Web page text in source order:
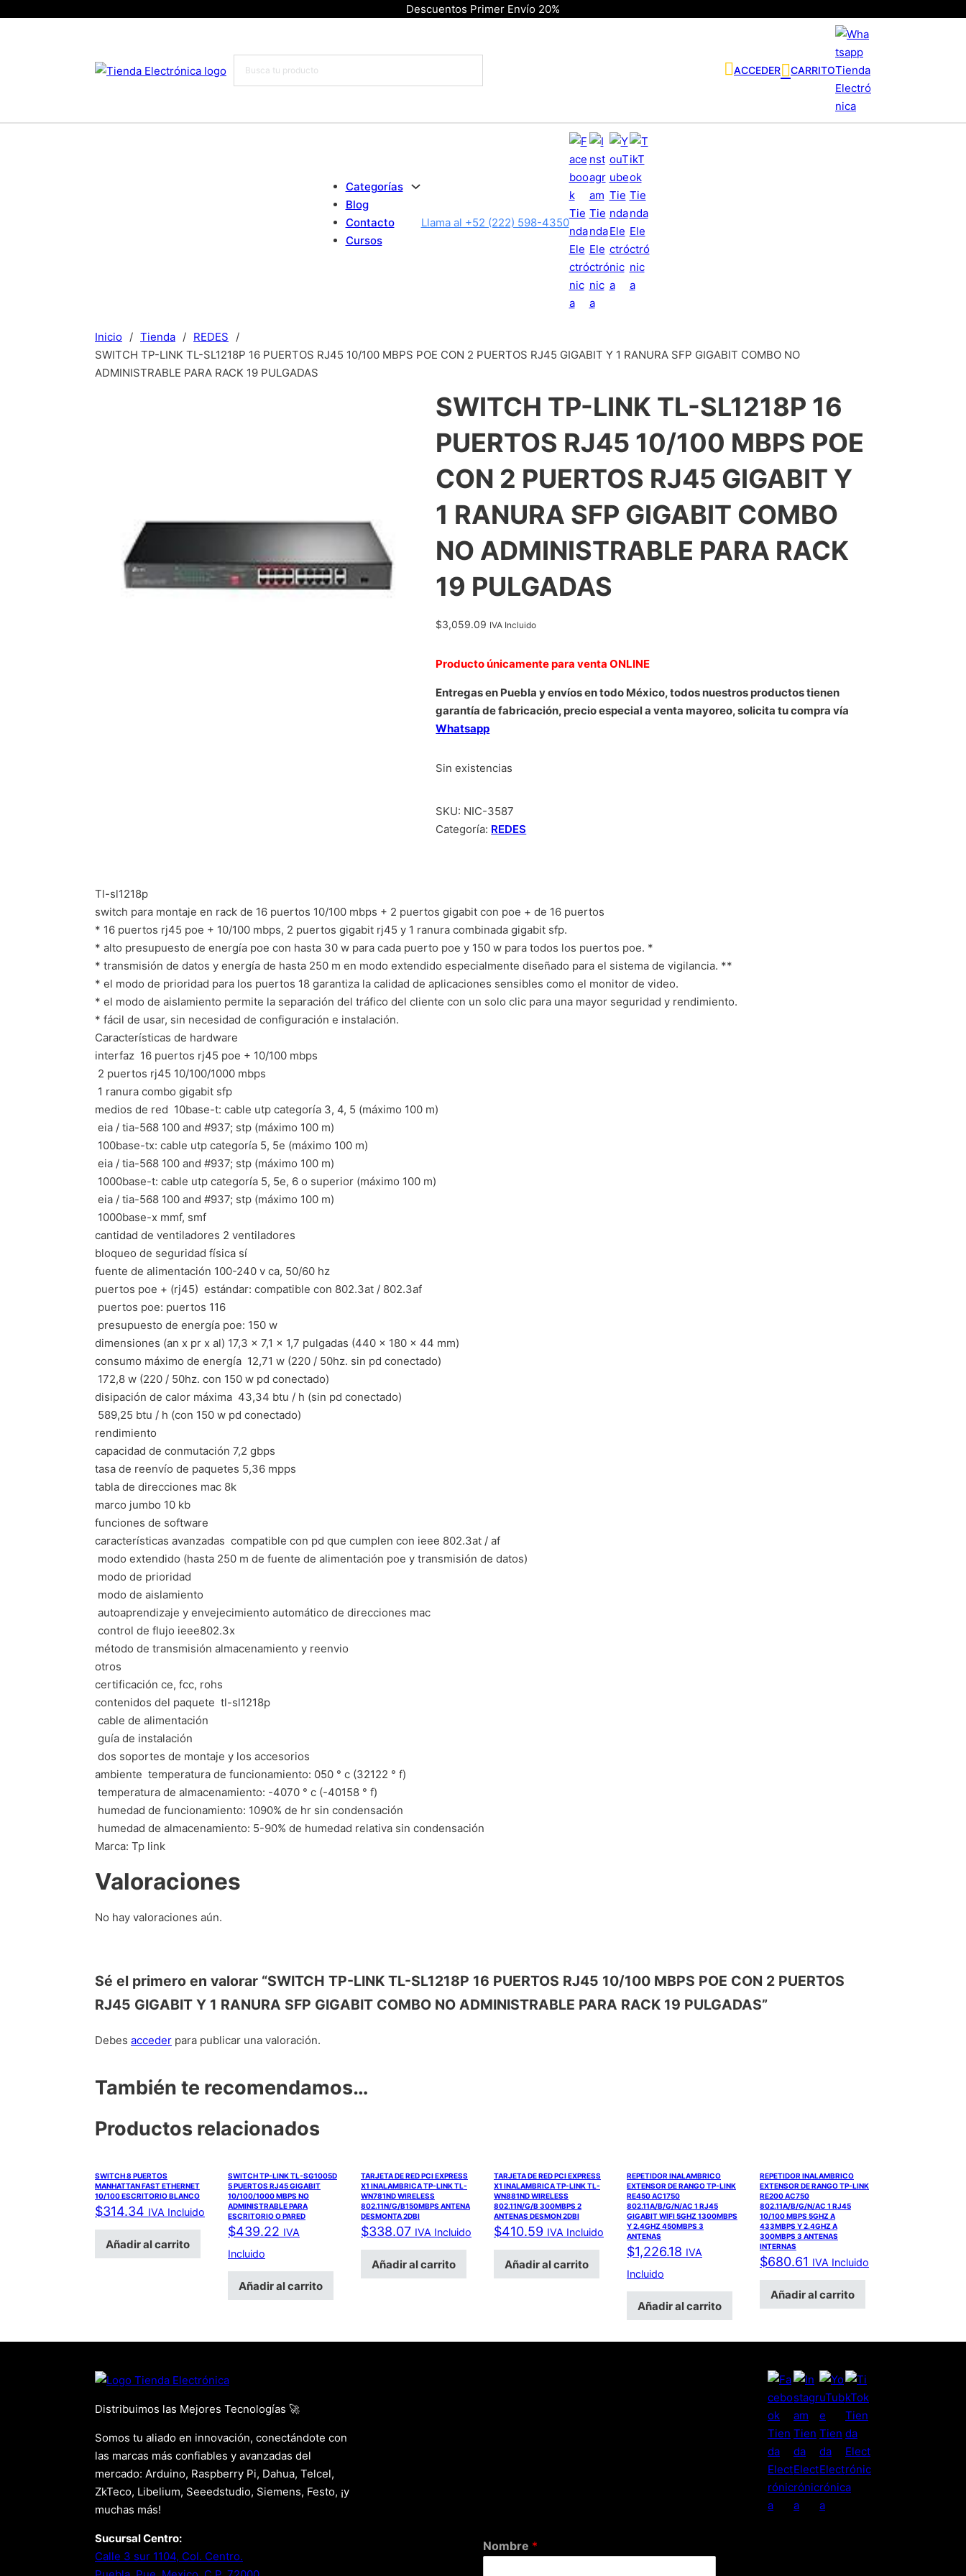
Descuentos Primer Envío 20%
ACCEDER CARRITO
Categorías
Blog
Contacto
Cursos
Llama al +52 (222) 598-4350
Inicio / Tienda / REDES
/
SWITCH TP-LINK TL-SL1218P 16 PUERTOS RJ45 10/100 MBPS POE CON 2 PUERTOS RJ45 GIGABIT Y 1 RANURA SFP GIGABIT COMBO NO
ADMINISTRABLE PARA RACK 19 PULGADAS
SWITCH TP-LINK TL-SL1218P 16
PUERTOS RJ45 10/100 MBPS POE
CON 2 PUERTOS RJ45 GIGABIT Y
1 RANURA SFP GIGABIT COMBO
NO ADMINISTRABLE PARA RACK
19 PULGADAS
$3,059.09 IVA Incluido
Producto únicamente para venta ONLINE
Entregas en Puebla y envíos en todo México, todos nuestros productos tienen
garantía de fabricación, precio especial a venta mayoreo, solicita tu compra vía
Whatsapp
Sin existencias
SKU: NIC-3587
Categoría: REDES
Tl-sl1218p
switch para montaje en rack de 16 puertos 10/100 mbps + 2 puertos gigabit con poe + de 16 puertos
* 16 puertos rj45 poe + 10/100 mbps, 2 puertos gigabit rj45 y 1 ranura combinada gigabit sfp.
* alto presupuesto de energía poe con hasta 30 w para cada puerto poe y 150 w para todos los puertos poe. *
* transmisión de datos y energía de hasta 250 m en modo extendido especialmente diseñado para el sistema de vigilancia. **
* el modo de prioridad para los puertos 18 garantiza la calidad de aplicaciones sensibles como el monitor de video.
* el modo de aislamiento permite la separación del tráfico del cliente con un solo clic para una mayor seguridad y rendimiento.
* fácil de usar, sin necesidad de configuración e instalación.
Características de hardware
interfaz  16 puertos rj45 poe + 10/100 mbps
 2 puertos rj45 10/100/1000 mbps
 1 ranura combo gigabit sfp
medios de red  10base-t: cable utp categoría 3, 4, 5 (máximo 100 m)
 eia / tia-568 100 and #937; stp (máximo 100 m)
 100base-tx: cable utp categoría 5, 5e (máximo 100 m)
 eia / tia-568 100 and #937; stp (máximo 100 m)
 1000base-t: cable utp categoría 5, 5e, 6 o superior (máximo 100 m)
 eia / tia-568 100 and #937; stp (máximo 100 m)
 1000base-x mmf, smf
cantidad de ventiladores 2 ventiladores
bloqueo de seguridad física sí
fuente de alimentación 100-240 v ca, 50/60 hz
puertos poe + (rj45)  estándar: compatible con 802.3at / 802.3af
 puertos poe: puertos 116
 presupuesto de energía poe: 150 w
dimensiones (an x pr x al) 17,3 × 7,1 × 1,7 pulgadas (440 × 180 × 44 mm)
consumo máximo de energía  12,71 w (220 / 50hz. sin pd conectado)
 172,8 w (220 / 50hz. con 150 w pd conectado)
disipación de calor máxima  43,34 btu / h (sin pd conectado)
 589,25 btu / h (con 150 w pd conectado)
rendimiento
capacidad de conmutación 7,2 gbps
tasa de reenvío de paquetes 5,36 mpps
tabla de direcciones mac 8k
marco jumbo 10 kb
funciones de software
características avanzadas  compatible con pd que cumplen con ieee 802.3at / af
 modo extendido (hasta 250 m de fuente de alimentación poe y transmisión de datos)
 modo de prioridad
 modo de aislamiento
 autoaprendizaje y envejecimiento automático de direcciones mac
 control de flujo ieee802.3x
método de transmisión almacenamiento y reenvio
otros
certificación ce, fcc, rohs
contenidos del paquete  tl-sl1218p
 cable de alimentación
 guía de instalación
 dos soportes de montaje y los accesorios
ambiente  temperatura de funcionamiento: 050 ° c (32122 ° f)
 temperatura de almacenamiento: -4070 ° c (-40158 ° f)
 humedad de funcionamiento: 1090% de hr sin condensación
 humedad de almacenamiento: 5-90% de humedad relativa sin condensación
Marca: Tp link
Valoraciones
No hay valoraciones aún.
Sé el primero en valorar “SWITCH TP-LINK TL-SL1218P 16 PUERTOS RJ45 10/100 MBPS POE CON 2 PUERTOS
RJ45 GIGABIT Y 1 RANURA SFP GIGABIT COMBO NO ADMINISTRABLE PARA RACK 19 PULGADAS”
Debes acceder para publicar una valoración.
También te recomendamos…
Productos relacionados
SWITCH 8 PUERTOS
MANHATTAN FAST ETHERNET
10/100 ESCRITORIO BLANCO
$314.34 IVA Incluido
Añadir al carrito
SWITCH TP-LINK TL-SG1005D
5 PUERTOS RJ45 GIGABIT
10/100/1000 MBPS NO
ADMINISTRABLE PARA
ESCRITORIO O PARED
$439.22 IVA
Incluido
Añadir al carrito
TARJETA DE RED PCI EXPRESS
X1 INALAMBRICA TP-LINK TL-
WN781ND WIRELESS
802.11N/G/B150MBPS ANTENA
DESMONTA 2DBI
$338.07 IVA Incluido
Añadir al carrito
TARJETA DE RED PCI EXPRESS
X1 INALAMBRICA TP-LINK TL-
WN881ND WIRELESS
802.11N/G/B 300MBPS 2
ANTENAS DESMON 2DBI
$410.59 IVA Incluido
Añadir al carrito
REPETIDOR INALAMBRICO
EXTENSOR DE RANGO TP-LINK
RE450 AC1750
802.11A/B/G/N/AC 1 RJ45
GIGABIT WIFI 5GHZ 1300MBPS
Y 2.4GHZ 450MBPS 3
ANTENAS
$1,226.18 IVA
Incluido
Añadir al carrito
REPETIDOR INALAMBRICO
EXTENSOR DE RANGO TP-LINK
RE200 AC750
802.11A/B/G/N/AC 1 RJ45
10/100 MBPS 5GHZ A
433MBPS Y 2.4GHZ A
300MBPS 3 ANTENAS
INTERNAS
$680.61 IVA Incluido
Añadir al carrito
Distribuimos las Mejores Tecnologías 🚀
Somos tu aliado en innovación, conectándote con
las marcas más confiables y avanzadas del
mercado: Arduino, Raspberry Pi, Dahua, Telcel,
ZkTeco, Libelium, Seeedstudio, Siemens, Festo, ¡y
muchas más!
Sucursal Centro:
Calle 3 sur 1104, Col. Centro.
Nombre *